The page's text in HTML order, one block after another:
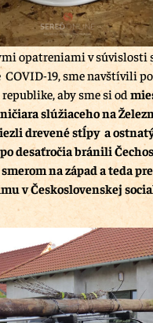
opatreniami v súvislosti
19, sme navštívili
aby sme si od
slúžiaceho na
drevené stĺpy a
desaťročia bránili
na západ a teda
v Československej